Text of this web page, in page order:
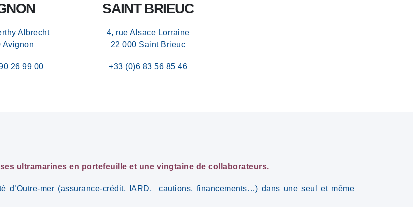
Albrecht
Avignon
26 99 00
SAINT BRIEUC
4, rue Alsace Lorraine
22 000 Saint Brieuc
+33 (0)6 83 56 85 46
ultramarines en portefeuille et une vingtaine de collaborateurs.
d’Outre-mer (assurance-crédit, IARD, cautions, financements…) dans une seul et même